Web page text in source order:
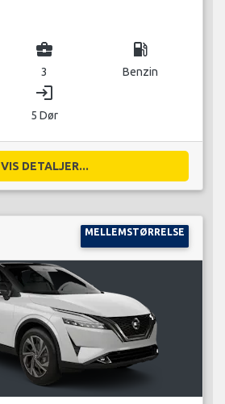
business_center
3
local_gas_station
Benzin
login
5 Dør
VIS DETALJER...
MELLEMSTØRRELSE